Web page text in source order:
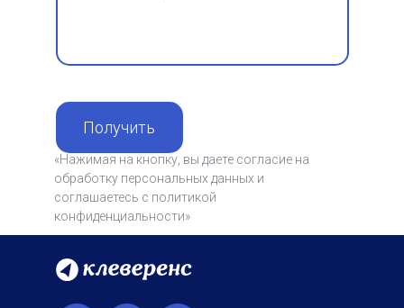
Получить
«Нажимая на кнопку, вы даете согласие на
обработку персональных данных и
соглашаетесь c политикой
конфиденциальности»